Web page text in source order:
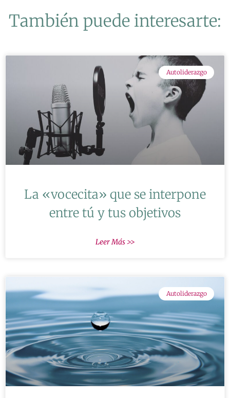
También puede interesarte:
Autoliderazgo
La «vocecita» que se interpone
entre tú y tus objetivos
Leer Más >>
Autoliderazgo